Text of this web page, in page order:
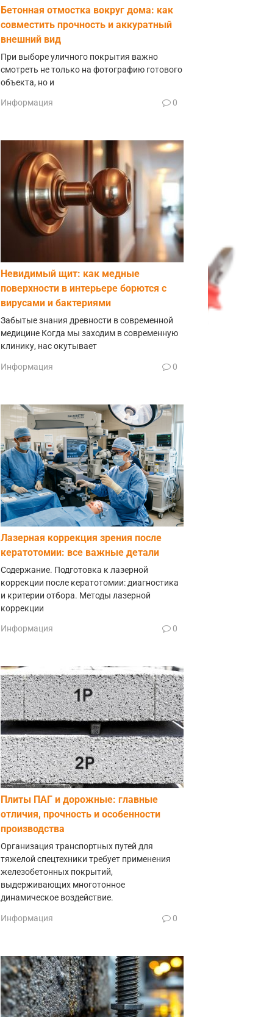
Бетонная отмостка вокруг дома: как
совместить прочность и аккуратный
внешний вид
При выборе уличного покрытия важно
смотреть не только на фотографию готового
объекта, но и
Информация 0
Невидимый щит: как медные
поверхности в интерьере борются с
вирусами и бактериями
Забытые знания древности в современной
медицине Когда мы заходим в современную
клинику, нас окутывает
Информация 0
Лазерная коррекция зрения после
кератотомии: все важные детали
Содержание. Подготовка к лазерной
коррекции после кератотомии: диагностика
и критерии отбора. Методы лазерной
коррекции
Информация 0
Плиты ПАГ и дорожные: главные
отличия, прочность и особенности
производства
Организация транспортных путей для
тяжелой спецтехники требует применения
железобетонных покрытий,
выдерживающих многотонное
динамическое воздействие.
Информация 0